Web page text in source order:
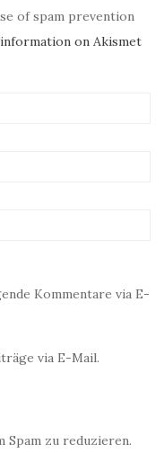
of spam prevention
on Akismet
Kommentare via E-
via E-Mail.
Spam zu reduzieren.